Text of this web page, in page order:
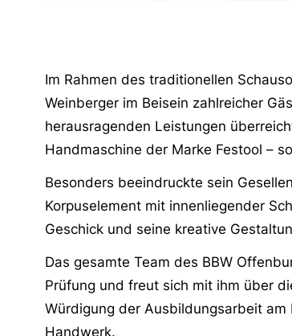
Im Rahmen des traditionellen
Weinberger im Beisein zahlreicher
herausragenden Leistungen
Handmaschine der Marke Festool –
Besonders beeindruckte sein
Korpuselement mit innenliegender
Geschick und seine kreative
Das gesamte Team des BBW
Prüfung und freut sich mit ihm über
Würdigung der Ausbildungsarbeit
Handwerk.